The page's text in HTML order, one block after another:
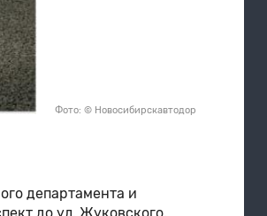
Фото: © Новосибирскавтодор
департамента и